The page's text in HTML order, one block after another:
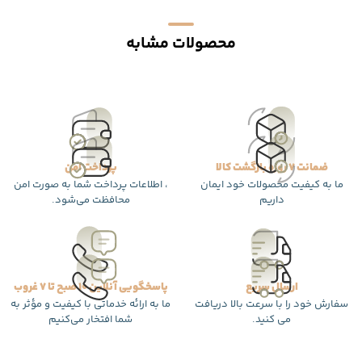
محصولات مشابه
ضمانت 7 روزه بازگشت کالا
ما به کیفیت محصولات خود ایمان
داریم
پرداخت امن
، اطلاعات پرداخت شما به صورت امن
محافظت می‌شود.
ارسال سریع
سفارش خود را با سرعت بالا دریافت
می کنید.
پاسخگویی آنلاین 10 صبح تا 7 غروب
ما به ارائه خدماتی با کیفیت و مؤثر به
شما افتخار می‌کنیم